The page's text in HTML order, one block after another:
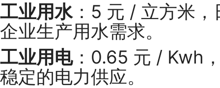
工业用水：5 元 / 立方米
企业生产用水需求。
工业用电：0.65 元 / Kwh
稳定的电力供应。